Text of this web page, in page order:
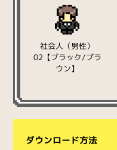
社会人（男性）
02【ブラック/ブラ
ウン】
ダウンロード方法